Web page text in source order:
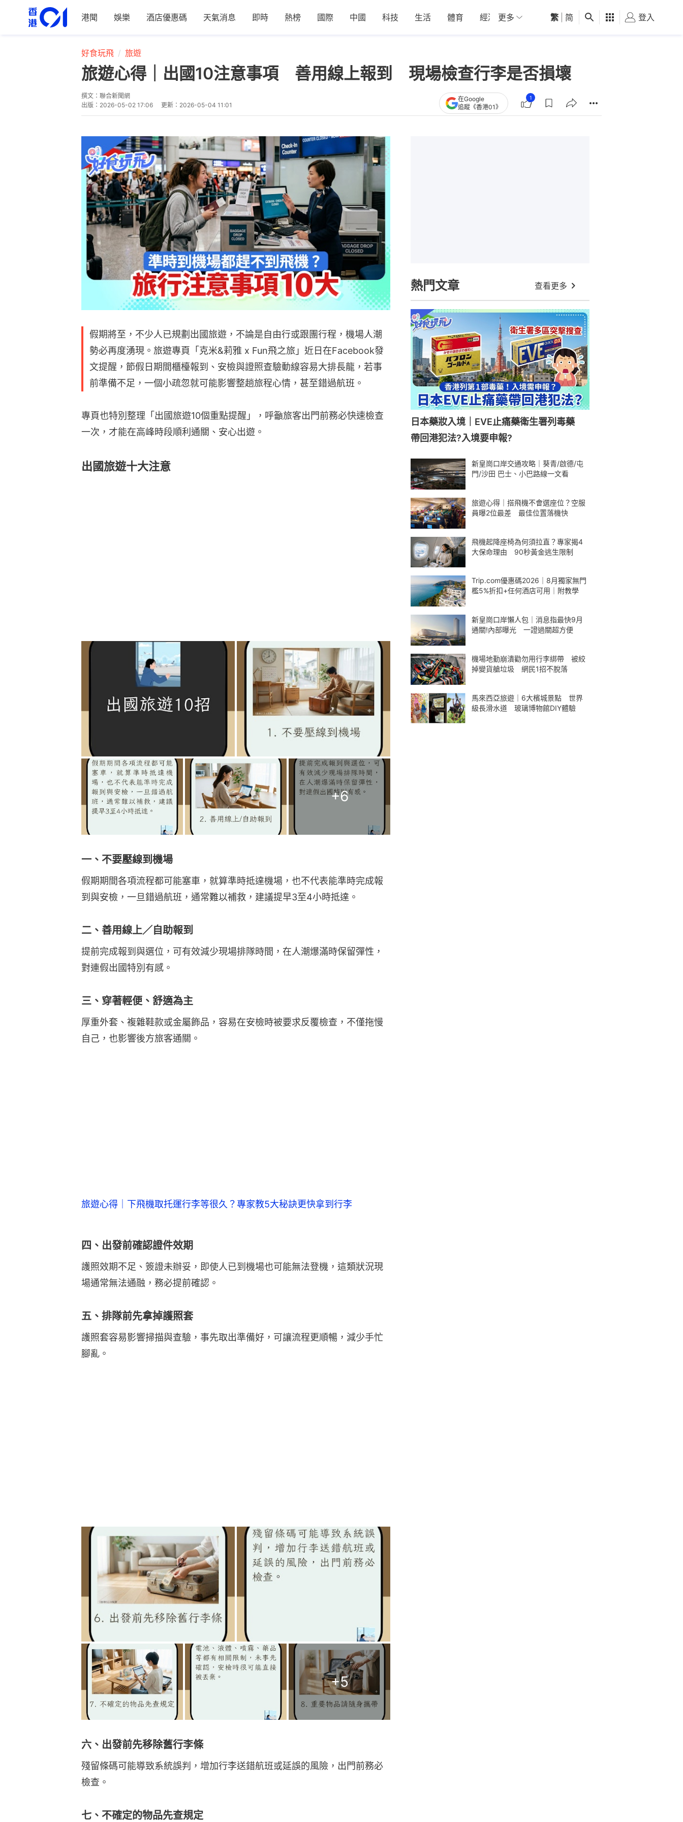
港聞 娛樂 酒店優惠碼 天氣消息 即時 熱榜 國際 中國 科技 生活 體育 經濟 01深圳 觀點 健康 好食玩飛
更多 繁 简 登入
好食玩飛 旅遊
旅遊心得｜出國10注意事項 善用線上報到 現場檢查行李是否損壞
撰文： 聯合新聞網
出版： 2026-05-02 17:06 更新： 2026-05-04 11:01
在Google
追蹤《香港01》
1
假期將至，不少人已規劃出國旅遊，不論是自由行或跟團行程，機場人潮
勢必再度湧現。旅遊專頁「克米&莉雅 x Fun飛之旅」近日在Facebook發
文提醒，節假日期間櫃檯報到、安檢與證照查驗動線容易大排長龍，若事
前準備不足，一個小疏忽就可能影響整趟旅程心情，甚至錯過航班。
專頁也特別整理「出國旅遊10個重點提醒」，呼籲旅客出門前務必快速檢查
一次，才能在高峰時段順利通關、安心出遊。
出國旅遊十大注意
+6
一、不要壓線到機場
假期期間各項流程都可能塞車，就算準時抵達機場，也不代表能準時完成報
到與安檢，一旦錯過航班，通常難以補救，建議提早3至4小時抵達。
二、善用線上／自助報到
提前完成報到與選位，可有效減少現場排隊時間，在人潮爆滿時保留彈性，
對連假出國特別有感。
三、穿著輕便、舒適為主
厚重外套、複雜鞋款或金屬飾品，容易在安檢時被要求反覆檢查，不僅拖慢
自己，也影響後方旅客通關。
旅遊心得｜下飛機取托運行李等很久？專家教5大秘訣更快拿到行李
四、出發前確認證件效期
護照效期不足、簽證未辦妥，即使人已到機場也可能無法登機，這類狀況現
場通常無法通融，務必提前確認。
五、排隊前先拿掉護照套
護照套容易影響掃描與查驗，事先取出準備好，可讓流程更順暢，減少手忙
腳亂。
+5
六、出發前先移除舊行李條
殘留條碼可能導致系統誤判，增加行李送錯航班或延誤的風險，出門前務必
檢查。
七、不確定的物品先查規定
熱門文章 查看更多
日本藥妝入境｜EVE止痛藥衛生署列毒藥
帶回港犯法?入境要申報?
新皇崗口岸交通攻略｜葵青/啟德/屯
門/沙田 巴士、小巴路線一文看
旅遊心得｜搭飛機不會選座位？空服
員曝2位最差 最佳位置落機快
飛機起降座椅為何須拉直？專家揭4
大保命理由 90秒黃金逃生限制
Trip.com優惠碼2026｜8月獨家無門
檻5%折扣+任何酒店可用｜附教學
新皇崗口岸懶人包｜消息指最快9月
通關!內部曝光 一證過關超方便
機場地勤崩潰勸勿用行李綁帶 被絞
掉變貨艙垃圾 網民1招不脫落
馬來西亞旅遊｜6大檳城景點 世界
級長滑水道 玻璃博物館DIY體驗